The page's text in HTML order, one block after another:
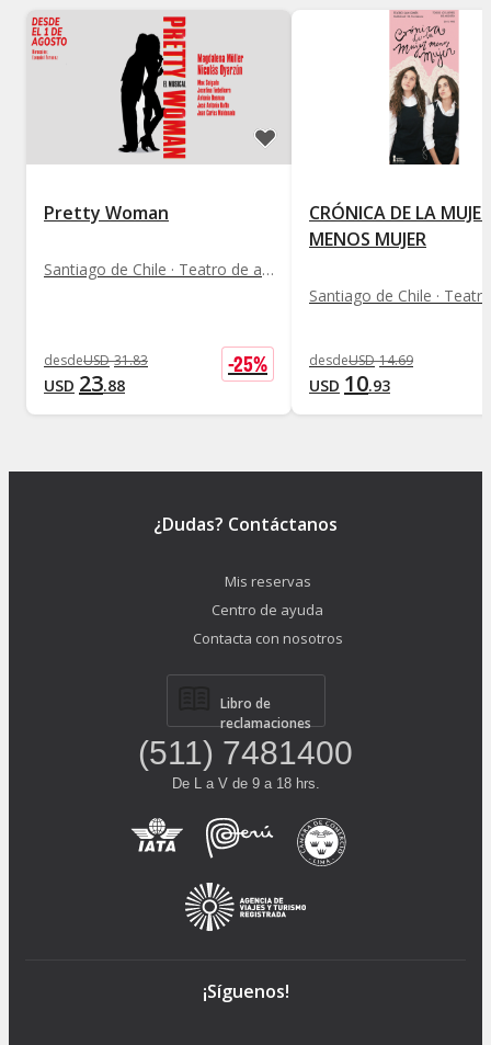
Pretty Woman
Santiago de Chile · Teatro de autor
desdeUSD 31.83
USD 23.88
-25%
CRÓNICA DE LA MUJER
MENOS MUJER
desdeUSD 14.69
USD 10.93
¿Dudas? Contáctanos
Mis reservas
Centro de ayuda
Contacta con nosotros
Libro de
reclamaciones
(511) 7481400
De L a V de 9 a 18 hrs.
¡Síguenos!